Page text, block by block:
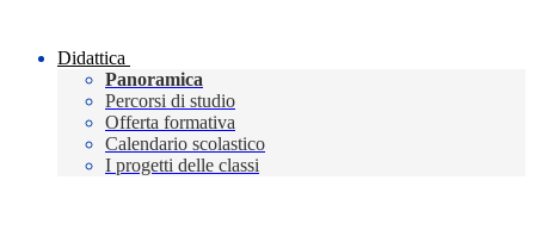
Didattica
Panoramica
Percorsi di studio
Offerta formativa
Calendario scolastico
I progetti delle classi